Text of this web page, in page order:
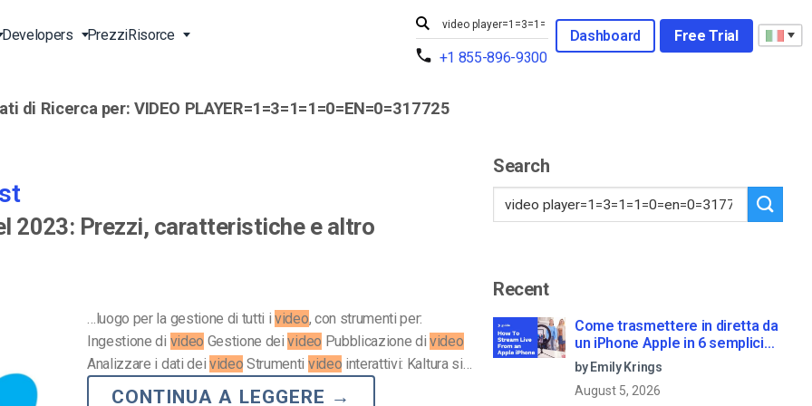
Soluzioni per Raggiungere
Analisi Video
Video per le Vendite
Streaming Live per Musicisti
Stazioni TV e Radio
Developers
API
Upload Video Sicuro
PrezziRisorce
Partners
Contatti
+1 855-896-9300
Dashboard Free Trial
di Ricerca per: VIDEO PLAYER=1=3=1=1=0=EN=0=317725
2023: Prezzi, caratteristiche e altro
…luogo per la gestione di tutti ivideo, con strumenti per:
Ingestione di video Gestione deivideo Pubblicazione divideo
Analizzare i dati dei video Strumenti video interattivi: Kaltura si…
CONTINUA A LEGGERE →
Search
Recent
Come trasmettere in diretta da
un iPhone Apple in 6 semplici
passi
by Emily Krings
August 5, 2026